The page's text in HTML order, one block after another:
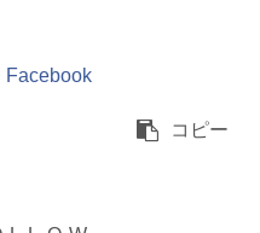
Facebook
コピー